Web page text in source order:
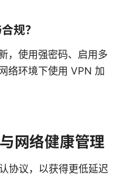
规？
，使用强密码、启用多
络环境下使用 VPN 加
网络健康管理
协议，以获得更低延迟